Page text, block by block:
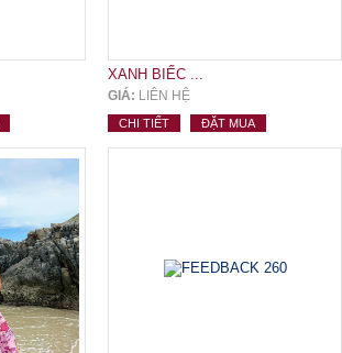
XANH BIẾC ...
GIÁ: LIÊN HỆ
CHI TIẾT ĐẶT MUA